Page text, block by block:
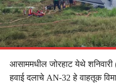
आसाममधील जोरहाट येथे
हवाई दलाचे AN-32 हे वाहतूक